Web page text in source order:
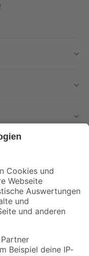
mehr verpassen!